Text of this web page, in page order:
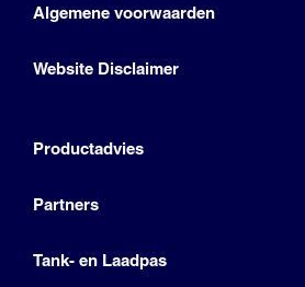
Algemene voorwaarden
Website Disclaimer
Productadvies
Partners
Tank- en Laadpas